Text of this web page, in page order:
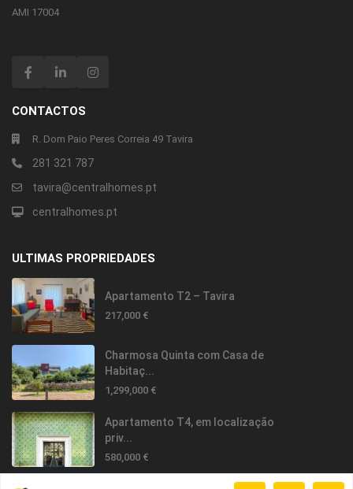
AMI 17004
CONTACTOS
R. Dom Paio Peres Correia 49 Tavira
281 321 787
tavira@centralhomes.pt
centralhomes.pt
ULTIMAS PROPRIEDADES
Apartamento T2 – Tavira
217,000 €
Charmosa Quinta com Casa de
Habitaç...
1,299,000 €
Apartamento T4, em localização
priv...
580,000 €